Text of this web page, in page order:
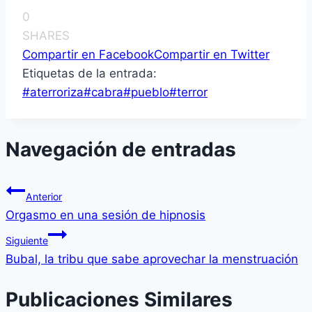
0
SHARES
Compartir en FacebookCompartir en Twitter
Etiquetas de la entrada:
#aterroriza#cabra#pueblo#terror
Navegación de entradas
Anterior
Orgasmo en una sesión de hipnosis
Siguiente
Bubal, la tribu que sabe aprovechar la menstruación
Publicaciones Similares